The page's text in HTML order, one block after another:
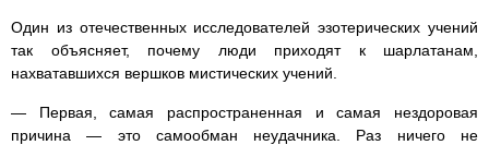
Один из отечественных исследователей эзотерических учений
так объясняет, почему люди приходят к шарлатанам,
нахватавшихся вершков мистических учений.
— Первая, самая распространенная и самая нездоровая
причина — это самообман неудачника. Раз ничего не